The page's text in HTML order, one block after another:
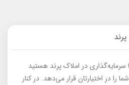
در املاک پرند هستید
را در اختیارتان قرار می‌دهد. در کنار